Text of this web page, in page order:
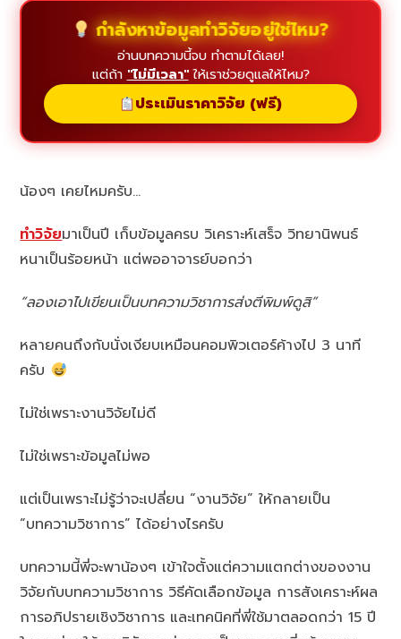
กำลังหาข้อมูลทำวิจัยอยู่ใช่ไหม?
อ่านบทความนี้จบ ทำตามได้เลย!
แต่ถ้า "ไม่มีเวลา"ให้เราช่วยดูแลให้ไหม?
ประเมินราคาวิจัย (ฟรี)
น้องๆ เคยไหมครับ…
ทำวิจัยมาเป็นปี เก็บข้อมูลครบ วิเคราะห์เสร็จ วิทยานิพนธ์
หนาเป็นร้อยหน้า แต่พออาจารย์บอกว่า
“ลองเอาไปเขียนเป็นบทความวิชาการส่งตีพิมพ์ดูสิ”
หลายคนถึงกับนั่งเงียบเหมือนคอมพิวเตอร์ค้างไป 3 นาที
ครับ
ไม่ใช่เพราะงานวิจัยไม่ดี
ไม่ใช่เพราะข้อมูลไม่พอ
แต่เป็นเพราะไม่รู้ว่าจะเปลี่ยน “งานวิจัย” ให้กลายเป็น
“บทความวิชาการ” ได้อย่างไรครับ
บทความนี้พี่จะพาน้องๆ เข้าใจตั้งแต่ความแตกต่างของงาน
วิจัยกับบทความวิชาการ วิธีคัดเลือกข้อมูล การสังเคราะห์ผล
การอภิปรายเชิงวิชาการ และเทคนิคที่พี่ใช้มาตลอดกว่า 15 ปี